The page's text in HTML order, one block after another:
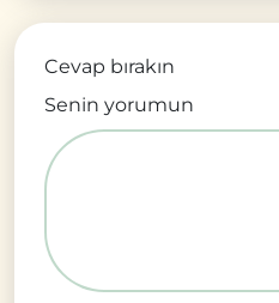
Cevap bırakın
Senin yorumun